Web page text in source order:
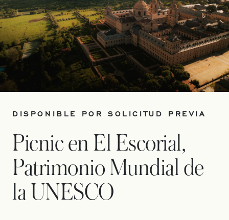
DISPONIBLE POR SOLICITUD PREVIA
Picnic en El Escorial,
Patrimonio Mundial de
la UNESCO